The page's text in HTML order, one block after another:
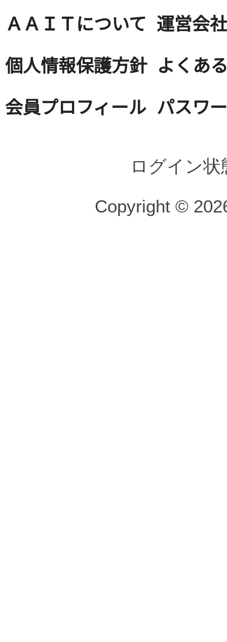
ＡＡＩＴについて 運営会社
個人情報保護方針 よくあ
会員プロフィール パスワ
ログイン
Copyright ©